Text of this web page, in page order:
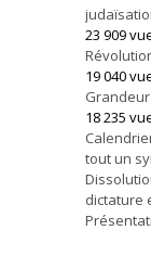
23 909
19 040
18 235
tout un
dictature